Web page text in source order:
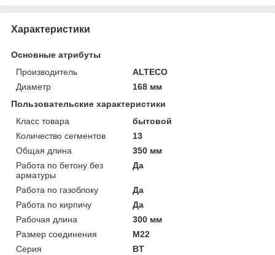
Характеристики
Основные атрибуты
Производитель
ALTECO
Диаметр
168 мм
Пользовательские характеристики
Класс товара
бытовой
Количество сегментов
13
Общая длина
350 мм
Работа по бетону без
арматуры
Да
Работа по газоблоку
Да
Работа по кирпичу
Да
Рабочая длина
300 мм
Размер соединения
М22
Серия
BТ